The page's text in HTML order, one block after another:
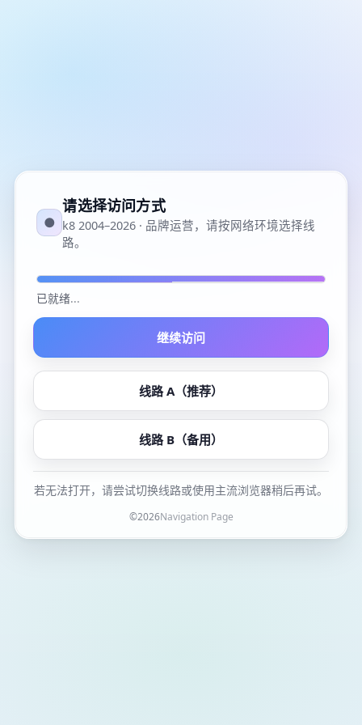
●
请选择访问方式
k8 2004–2026 · 品牌运营，请按网络环境选择线
路。
已就绪...
继续访问
线路 A（推荐）
线路 B（备用）
若无法打开，请尝试切换线路或使用主流浏览器稍后再试。
©2026Navigation Page